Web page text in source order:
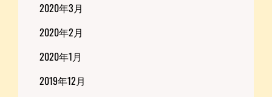
2020年3月
2020年2月
2020年1月
2019年12月